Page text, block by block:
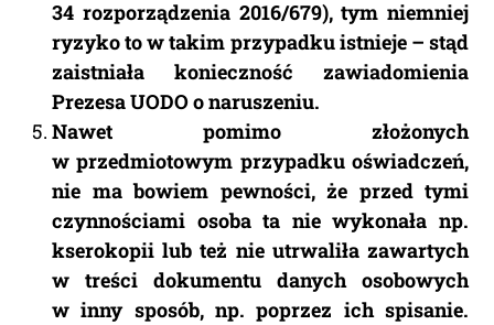
34 rozporządzenia 2016/679), tym niemniej
ryzyko to w takim przypadku istnieje – stąd
zaistniała konieczność zawiadomienia
Prezesa UODO o naruszeniu.
Nawet pomimo złożonych
w przedmiotowym przypadku oświadczeń,
nie ma bowiem pewności, że przed tymi
czynnościami osoba ta nie wykonała np.
kserokopii lub też nie utrwaliła zawartych
w treści dokumentu danych osobowych
w inny sposób, np. poprzez ich spisanie.